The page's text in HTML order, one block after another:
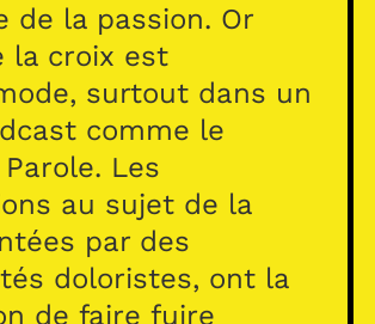
de la passion. Or
la croix est
surtout dans un
comme le
Les
au sujet de la
par des
doloristes, ont la
de faire fuire